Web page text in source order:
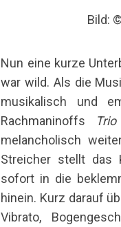
Bild:
Nun eine kurze
war wild. Als die
musikalisch und
Rachmaninoffs
melancholisch
Streicher stellt das
sofort in die
hinein. Kurz darauf
Vibrato,